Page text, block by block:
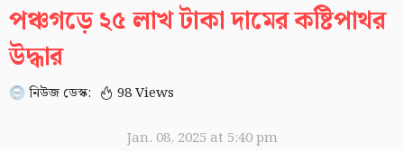
পঞ্চগড়ে ২৫ লাখ টাকা দামের কষ্টিপাথর
উদ্ধার
নিউজ ডেস্ক: 98 Views
Jan. 08, 2025 at 5:40 pm